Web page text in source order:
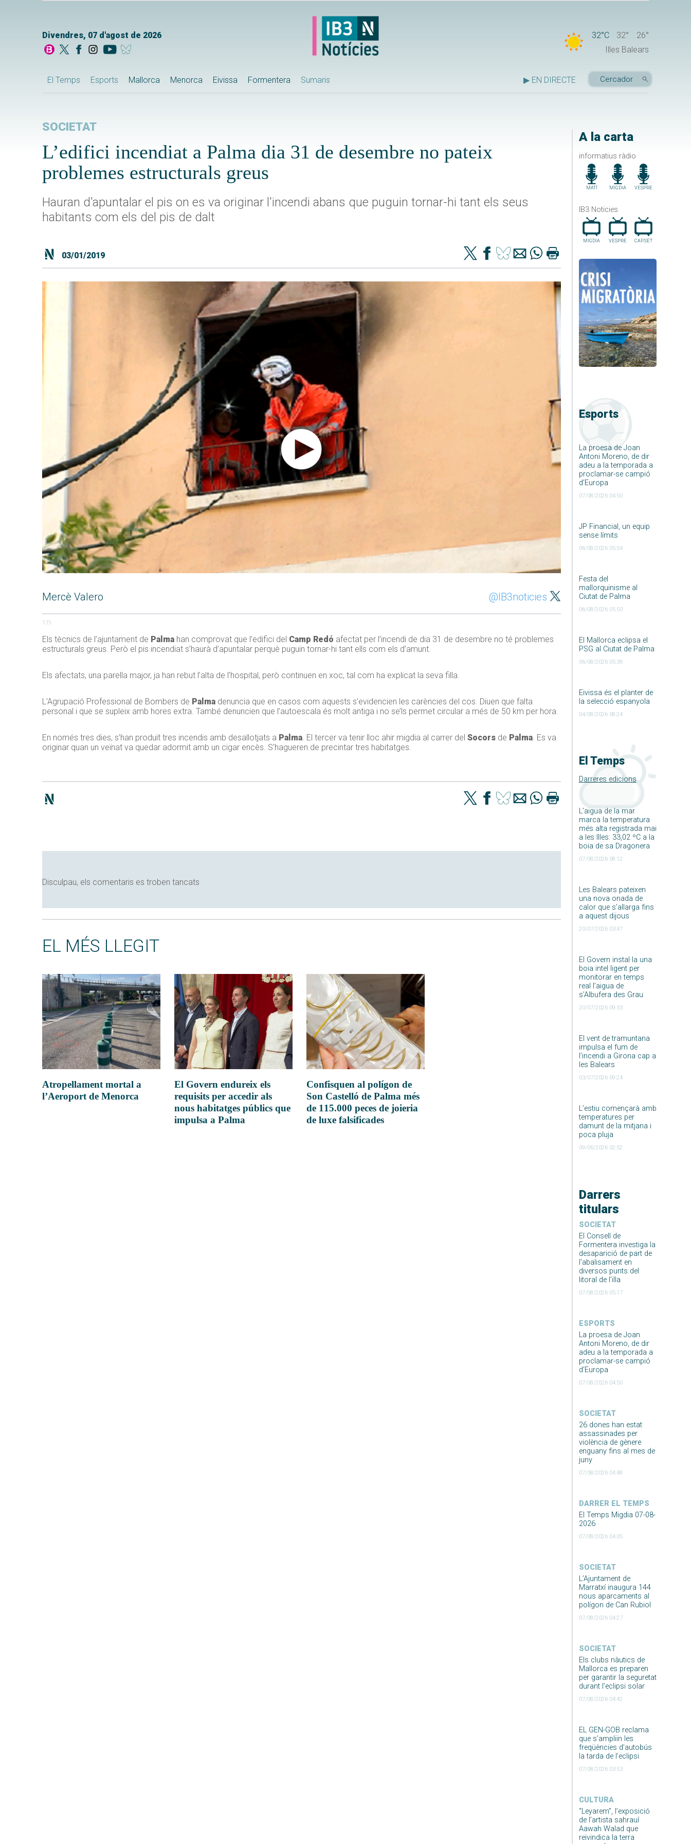
Divendres, 07 d'agost de 2026 32°C 32°
26°
Illes Balears
El Temps Esports Mallorca Menorca Eivissa Formentera Sumaris ▶ EN DIRECTE
A la carta
informatius ràdio
MATÍ MIGDIA VESPRE
IB3 Noticies
MIGDIA VESPRE CAP.SET
Esports
La proesa de Joan
Antoni Moreno, de dir
adeu a la temporada a
proclamar-se campió
d’Europa
07/08/2026 04:50
JP Financial, un equip
sense límits
06/08/2026 05:54
Festa del
mallorquinisme al
Ciutat de Palma
06/08/2026 05:50
El Mallorca eclipsa el
PSG al Ciutat de Palma
06/08/2026 05:36
Eivissa és el planter de
la selecció espanyola
04/08/2026 08:24
El Temps
Darreres edicions
L’aigua de la mar
marca la temperatura
més alta registrada mai
a les Illes: 33,02 ºC a la
boia de sa Dragonera
07/08/2026 08:12
Les Balears pateixen
una nova onada de
calor que s’allarga fins
a aquest dijous
20/07/2026 03:47
El Govern instal·la una
boia intel·ligent per
monitorar en temps
real l’aigua de
s’Albufera des Grau
20/07/2026 09:33
El vent de tramuntana
impulsa el fum de
l’incendi a Girona cap a
les Balears
03/07/2026 09:24
L’estiu començarà amb
temperatures per
damunt de la mitjana i
poca pluja
09/06/2026 02:52
Darrers
titulars
SOCIETAT
El Consell de
Formentera investiga la
desaparició de part de
l’abalisament en
diversos punts del
litoral de l’illa
07/08/2026 05:17
ESPORTS
La proesa de Joan
Antoni Moreno, de dir
adeu a la temporada a
proclamar-se campió
d’Europa
07/08/2026 04:50
SOCIETAT
26 dones han estat
assassinades per
violència de gènere
enguany fins al mes de
juny
07/08/2026 04:48
DARRER EL TEMPS
El Temps Migdia 07-08-
2026
07/08/2026 04:05
SOCIETAT
L’Ajuntament de
Marratxí inaugura 144
nous aparcaments al
polígon de Can Rubiol
07/08/2026 04:27
SOCIETAT
Els clubs nàutics de
Mallorca es preparen
per garantir la seguretat
durant l’eclipsi solar
07/08/2026 04:42
EL GEN-GOB reclama
que s’ampliïn les
freqüències d’autobús
la tarda de l’eclipsi
07/08/2026 03:53
CULTURA
“Leyarem”, l’exposició
de l’artista sahrauí
Aawah Walad que
reivindica la terra
SOCIETAT
L’edifici incendiat a Palma dia 31 de desembre no pateix
problemes estructurals greus
Hauran d'apuntalar el pis on es va originar l'incendi abans que puguin tornar-hi tant els seus
habitants com els del pis de dalt
03/01/2019
Mercè Valero @IB3noticies
171
Els tècnics de l’ajuntament de Palma han comprovat que l’edifici del Camp Redó afectat per l’incendi de dia 31 de desembre no té problemes
estructurals greus. Però el pis incendiat s’haurà d’apuntalar perquè puguin tornar-hi tant ells com els d’amunt.
Els afectats, una parella major, ja han rebut l’alta de l’hospital, però continuen en xoc, tal com ha explicat la seva filla.
L’Agrupació Professional de Bombers de Palma denuncia que en casos com aquests s’evidencien les carències del cos. Diuen que falta
personal i que se supleix amb hores extra. També denuncien que l’autoescala és molt antiga i no se’ls permet circular a més de 50 km per hora.
En només tres dies, s’han produït tres incendis amb desallotjats a Palma. El tercer va tenir lloc ahir migdia al carrer del Socors de Palma. Es va
originar quan un veïnat va quedar adormit amb un cigar encès. S’hagueren de precintar tres habitatges.
Disculpau, els comentaris es troben tancats
EL MÉS LLEGIT
Atropellament mortal a
l’Aeroport de Menorca
El Govern endureix els
requisits per accedir als
nous habitatges públics que
impulsa a Palma
Confisquen al polígon de
Son Castelló de Palma més
de 115.000 peces de joieria
de luxe falsificades